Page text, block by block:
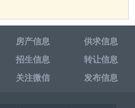
房产信息
供求信息
招生信息
转让信息
关注微信 发布信息